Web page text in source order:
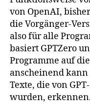
von OpenAI,
die Vorgänger-
also für alle
basiert GPTZero
Programme auf
anscheinend
Texte, die von
wurden,